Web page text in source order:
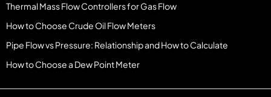
Thermal Mass Flow Controllers for Gas Flow
How to Choose Crude Oil Flow Meters
Pipe Flow vs Pressure: Relationship and How to Calculate
How to Choose a Dew Point Meter